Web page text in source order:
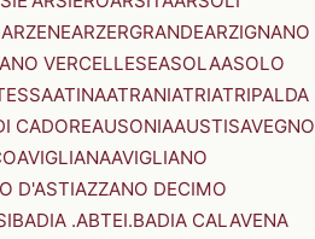
ARZENEARZERGRANDEARZIGNANO
VERCELLESEASOLAASOLO
ATINAATRANIATRIATRIPALDA
CADOREAUSONIAAUSTISAVEGNO
AVIGLIANAAVIGLIANO
D'ASTIAZZANO DECIMO
BADIA .ABTEI.BADIA CALAVENA